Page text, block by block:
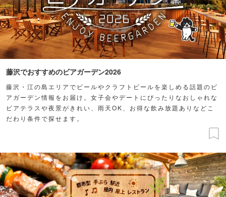
藤沢でおすすめのビアガーデン2026
藤沢・江の島エリアでビールやクラフトビールを楽しめる話題のビ
アガーデン情報をお届け。女子会やデートにぴったりなおしゃれな
ビアテラスや夜景がきれい、雨天OK、お得な飲み放題ありなどこ
だわり条件で探せます。